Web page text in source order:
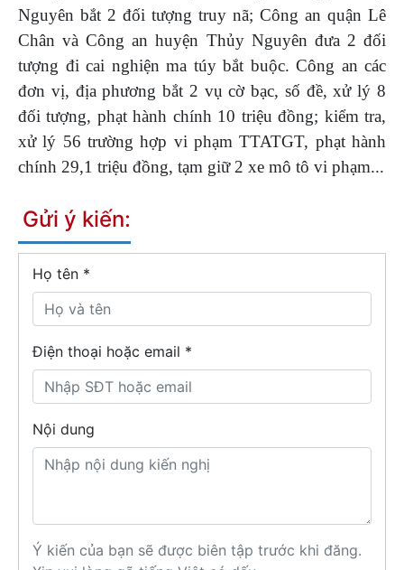
Nguyên bắt 2 đối tượng truy nã; Công an quận Lê
Chân và Công an huyện Thủy Nguyên đưa 2 đối
tượng đi cai nghiện ma túy bắt buộc. Công an các
đơn vị, địa phương bắt 2 vụ cờ bạc, số đề, xử lý 8
đối tượng, phạt hành chính 10 triệu đồng; kiểm tra,
xử lý 56 trường hợp vi phạm TTATGT, phạt hành
chính 29,1 triệu đồng, tạm giữ 2 xe mô tô vi phạm...
Gửi ý kiến:
Họ tên *
Điện thoại hoặc email *
Nội dung
Ý kiến của bạn sẽ được biên tập trước khi đăng.